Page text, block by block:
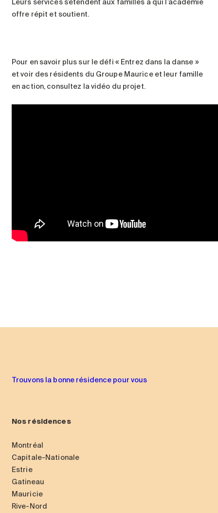
Leurs services s’étendent aux familles à qui l’académie
offre répit et soutient.
Pour en savoir plus sur le défi « Entrez dans la danse »
et voir des résidents du Groupe Maurice et leur famille
en action, consultez la vidéo du projet.
Trouvons la bonne résidence pour vous
Nos résidences
Montréal
Capitale-Nationale
Estrie
Gatineau
Mauricie
Rive-Nord